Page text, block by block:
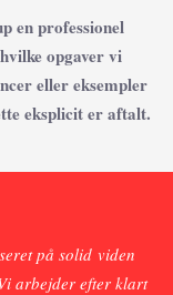
en professionel
opgaver vi
eller eksempler
eksplicit er aftalt.
på solid viden
arbejder efter klart